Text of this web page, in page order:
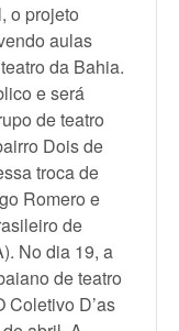
o projeto
aulas
da Bahia.
e será
de teatro
Dois de
troca de
Romero e
de
No dia 19, a
de teatro
Coletivo D’as